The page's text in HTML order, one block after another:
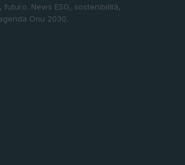
futuro. News ESG, sostenibilità,
Onu 2030.